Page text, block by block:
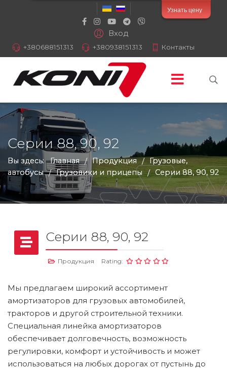
Вход
+380688151313 +380938151313 Контакты
Серии 88, 90, 92
Вы здесь: Главная / Продукция / Грузовые,
автобусы / Грузовики и прицепы / Серии 88, 90, 92
Серии 88, 90, 92
Продукция Rating:
Мы предлагаем широкий ассортимент
амортизаторов для грузовых автомобилей,
тракторов и другой строительной техники.
Специальная линейка амортизаторов
обеспечивает долговечность, возможность
регулировки, комфорт и устойчивость и может
использоваться на любых дорогах от пустынь до
Узнать цену